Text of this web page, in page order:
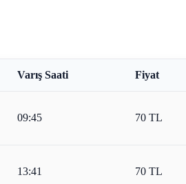
Varış Saati Fiyat
09:45 70 TL
13:41 70 TL